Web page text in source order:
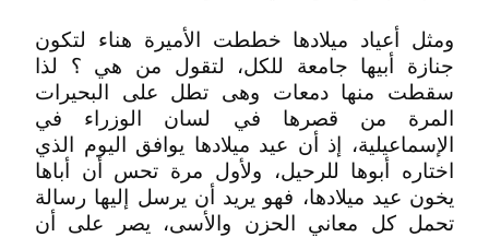
ومثل أعياد ميلادها خططت الأميرة هناء لتكون
جنازة أبيها جامعة للكل، لتقول من هي ؟ لذا
سقطت منها دمعات وهى تطل على البحيرات
المرة من قصرها في لسان الوزراء في
الإسماعيلية، إذ أن عيد ميلادها يوافق اليوم الذي
اختاره أبوها للرحيل، ولأول مرة تحس أن أباها
يخون عيد ميلادها، فهو يريد أن يرسل إليها رسالة
تحمل كل معاني الحزن والأسى، يصر على أن